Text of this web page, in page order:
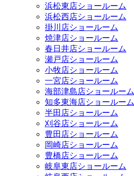
浜松東店ショールーム
浜松西店ショールーム
掛川店ショールーム
焼津店ショールーム
春日井店ショールーム
瀬戸店ショールーム
小牧店ショールーム
一宮店ショールーム
海部津島店ショールーム
知多東海店ショールーム
半田店ショールーム
刈谷店ショールーム
豊田店ショールーム
岡崎店ショールーム
豊橋店ショールーム
岐阜東店ショールーム